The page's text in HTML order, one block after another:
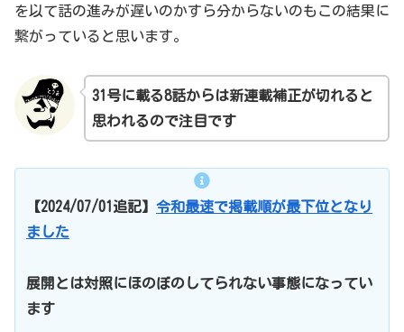
を以て話の進みが遅いのかすら分からないのもこの結果に
繋がっていると思います。
31号に載る8話からは新連載補正が切れると
思われるので注目です
【2024/07/01追記】 令和最速で掲載順が最下位となり
ました
展開とは対照にほのぼのしてられない事態になってい
ます